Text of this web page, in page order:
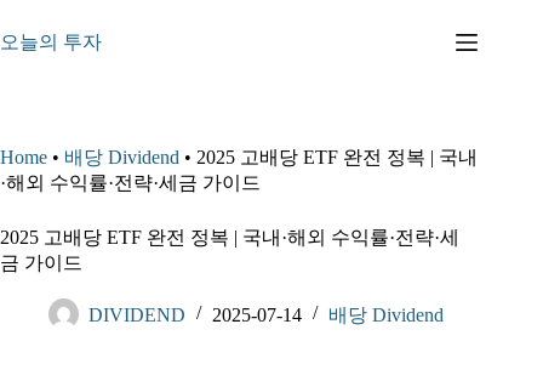
문
뛰
기
오늘의 투자
Home • 배당 Dividend • 2025 고배당 ETF 완전 정복 | 국내
·해외 수익률·전략·세금 가이드
2025 고배당 ETF 완전 정복 | 국내·해외 수익률·전략·세
금 가이드
DIVIDEND 2025-07-14 배당 Dividend